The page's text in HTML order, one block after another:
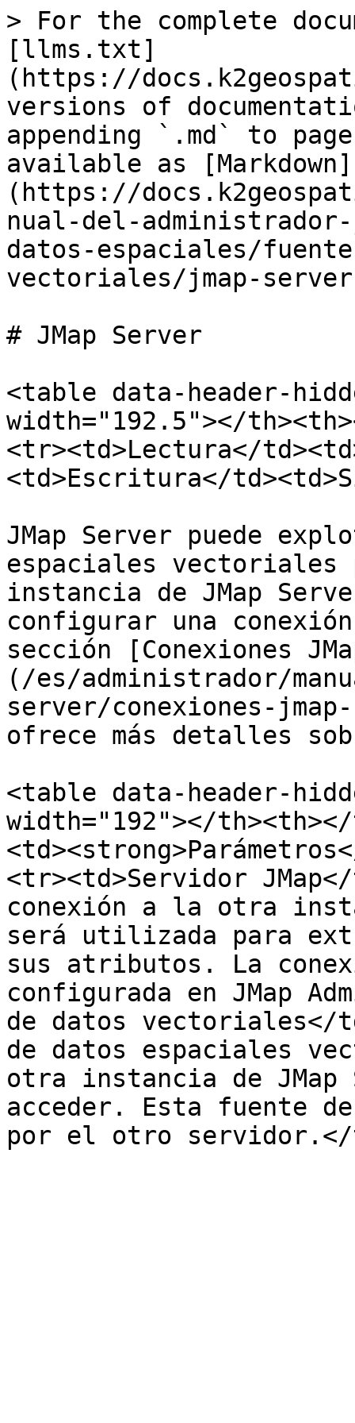
> For the complete
[llms.txt]
(https://
versions of
appending `.md` to
available as [Markdown]
(https://
nual-del-
datos-espaciales/
vectoriales/jmap-
# JMap Server
<table data-header-
width="192.5"></
<tr><td>Lectura</
<td>Escritura</
JMap Server puede
espaciales vectoriales
instancia de JMap
configurar una
sección [Conexiones
(/es/administrador/
server/conexiones-
ofrece más detalles
<table data-header-
width="192"></
<tr><td>Servidor
conexión a la otra
será utilizada para
sus atributos. La
configurada en JMap
de datos vectoriales</
de datos espaciales
otra instancia de JMap
acceder. Esta fuente